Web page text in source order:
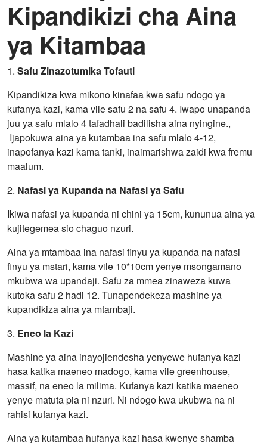
Kipandikizi cha Aina
ya Kitambaa
1. Safu Zinazotumika Tofauti
Kipandikiza kwa mikono kinafaa kwa safu ndogo ya
kufanya kazi, kama vile safu 2 na safu 4. Iwapo unapanda
juu ya safu mlalo 4 tafadhali badilisha aina nyingine.,
Ijapokuwa aina ya kutambaa ina safu mlalo 4-12,
inapofanya kazi kama tanki, inaimarishwa zaidi kwa fremu
maalum.
2. Nafasi ya Kupanda na Nafasi ya Safu
Ikiwa nafasi ya kupanda ni chini ya 15cm, kununua aina ya
kujitegemea sio chaguo nzuri.
Aina ya mtambaa ina nafasi finyu ya kupanda na nafasi
finyu ya mstari, kama vile 10*10cm yenye msongamano
mkubwa wa upandaji. Safu za mmea zinaweza kuwa
kutoka safu 2 hadi 12. Tunapendekeza mashine ya
kupandikiza aina ya mtambaji.
3. Eneo la Kazi
Mashine ya aina inayojiendesha yenyewe hufanya kazi
hasa katika maeneo madogo, kama vile greenhouse,
massif, na eneo la milima. Kufanya kazi katika maeneo
yenye matuta pia ni nzuri. Ni ndogo kwa ukubwa na ni
rahisi kufanya kazi.
Aina ya kutambaa hufanya kazi hasa kwenye shamba